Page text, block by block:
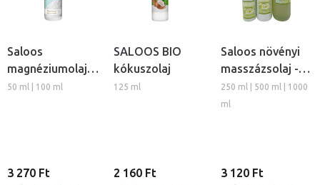
Saloos
magnéziumolaj
izmokra
50 ml | 100 ml
3 270 Ft
SALOOS BIO
kókuszolaj
125 ml
2 160 Ft
Saloos növényi
masszázsolaj -
Szőlő
250 ml | 500 ml | 1000
ml
3 120 Ft